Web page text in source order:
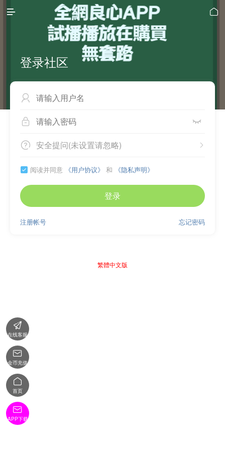
 
登录社区

 
 
安全提问(未设置请忽略)
 阅读并同意 《用户协议》 和 《隐私声明》
登录
忘记密码
注册帐号
繁體中文版

在线客服

金币充值

首页

APP下载